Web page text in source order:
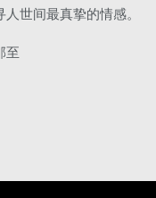
世间最真挚的情感。
至